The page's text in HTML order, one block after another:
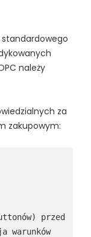
należy
za
zakupowym:
warunków